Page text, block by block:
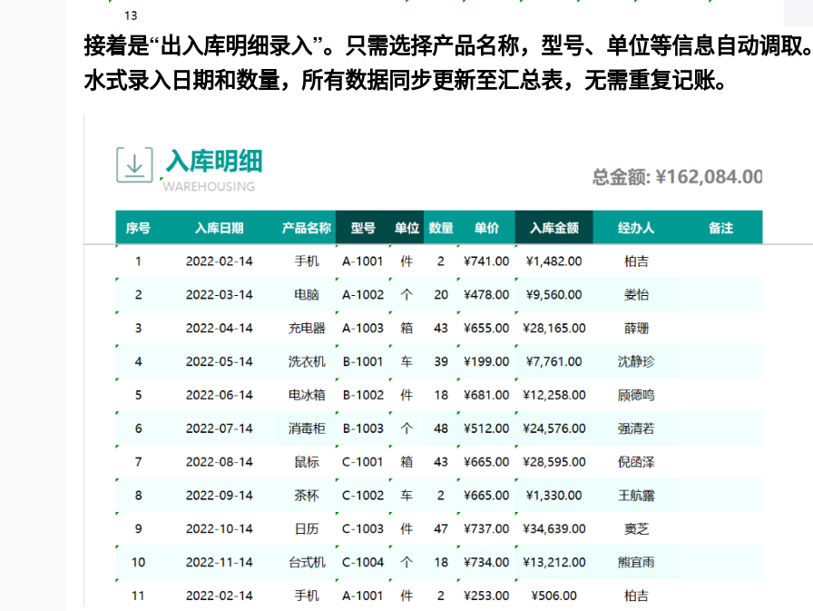
接着是“出入库明细录入”。只需选择产品名称，型号、单位等信息自动调取
水式录入日期和数量，所有数据同步更新至汇总表，无需重复记账。